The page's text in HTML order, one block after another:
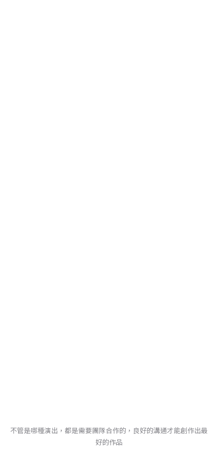
不管是哪種演出，都是需要團隊合作的，良好的溝通才能創作出最
好的作品